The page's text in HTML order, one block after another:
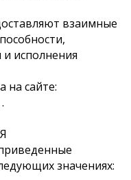
взаимные
исполнения
на сайте:
.
значениях: